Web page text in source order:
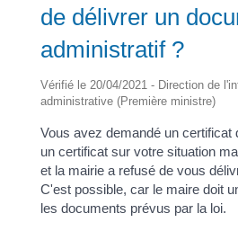
de délivrer un
administratif ?
Vérifié le 20/04/2021 - Direction de
administrative (Première ministre)
Vous avez demandé un
un certificat sur votre situation
et la mairie a refusé de vous
C'est possible, car le maire doit
les documents prévus par la loi.